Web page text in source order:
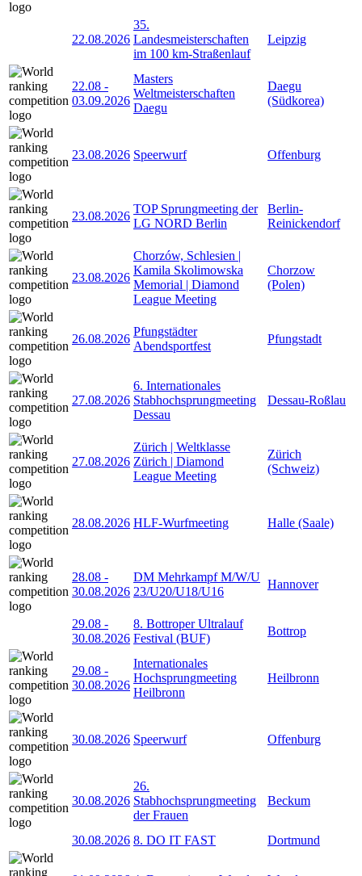
22.08.2026
35.
Landesmeisterschaften
im 100 km-Straßenlauf
Leipzig
22.08 -
03.09.2026
Masters
Weltmeisterschaften
Daegu
Daegu
(Südkorea)
23.08.2026 Speerwurf Offenburg
23.08.2026
TOP Sprungmeeting der
LG NORD Berlin
Berlin-
Reinickendorf
23.08.2026
Chorzów, Schlesien |
Kamila Skolimowska
Memorial | Diamond
League Meeting
Chorzow
(Polen)
26.08.2026
Pfungstädter
Abendsportfest
Pfungstadt
27.08.2026
6. Internationales
Stabhochsprungmeeting
Dessau
Dessau-Roßlau
27.08.2026
Zürich | Weltklasse
Zürich | Diamond
League Meeting
Zürich
(Schweiz)
28.08.2026 HLF-Wurfmeeting Halle (Saale)
28.08 -
30.08.2026
DM Mehrkampf M/W/U
23/U20/U18/U16
Hannover
29.08 -
30.08.2026
8. Bottroper Ultralauf
Festival (BUF)
Bottrop
29.08 -
30.08.2026
Internationales
Hochsprungmeeting
Heilbronn
Heilbronn
30.08.2026 Speerwurf Offenburg
30.08.2026
26.
Stabhochsprungmeeting
der Frauen
Beckum
30.08.2026 8. DO IT FAST Dortmund